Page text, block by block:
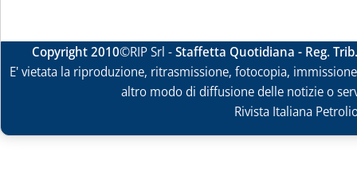
Copyright 2010©RIP Srl -Staffetta Quotidiana - Reg.
E' vietata la riproduzione, ritrasmissione, fotocopia,
altro modo di diffusione delle notizie o
Rivista Italiana